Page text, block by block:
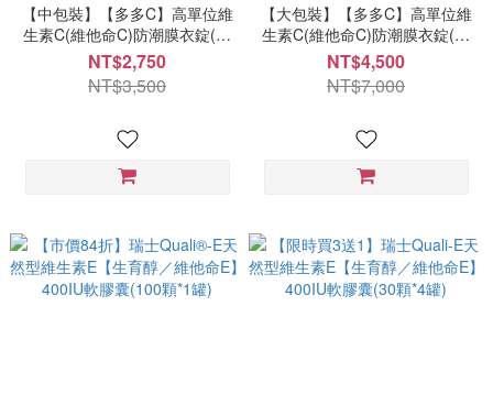
【中包裝】【多多C】高單位維
生素C(維他命C)防潮膜衣錠(全
素食)(500顆*1罐) NT 2750 每
顆5.5元
NT$2,750
NT$3,500
【大包裝】【多多C】高單位維
生素C(維他命C)防潮膜衣錠(全
素食)(1000顆*1罐) NT 4500 每
顆4.5元
NT$4,500
NT$7,000